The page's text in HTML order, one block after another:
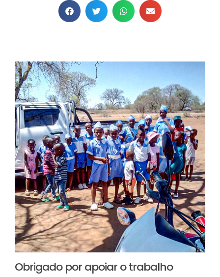
Obrigado por apoiar o trabalho